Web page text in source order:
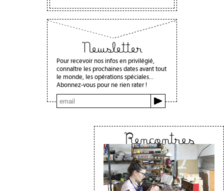
Newsletter
Pour recevoir nos infos en privilégié,
connaître les prochaines dates avant tout
le monde, les opérations spéciales...
Abonnez-vous pour ne rien rater !
Rencontres